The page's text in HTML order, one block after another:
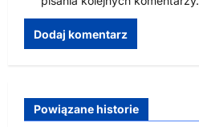
Powiązane historie